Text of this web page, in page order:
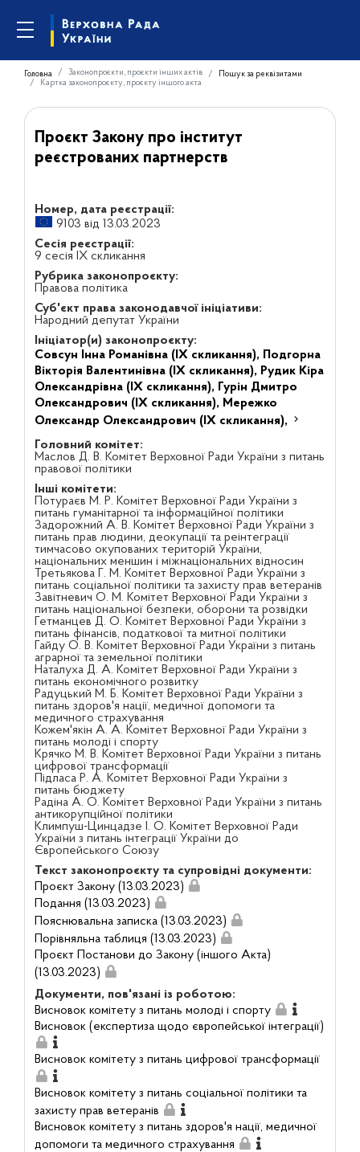
Головна Законопроєкти, проєкти інших актів
Пошук за реквізитами
Картка законопроєкту, проєкту іншого акта
Проєкт Закону про інститут
реєстрованих партнерств
Номер, дата реєстрації:
9103 від 13.03.2023
Сесія реєстрації:
9 сесія IX скликання
Рубрика законопроєкту:
Правова політика
Суб'єкт права законодавчої ініціативи:
Народний депутат України
Ініціатор(и) законопроєкту:
Совсун Інна Романівна (IX скликання), Подгорна
Вікторія Валентинівна (IX скликання), Рудик Кіра
Олександрівна (IX скликання), Гурін Дмитро
Олександрович (IX скликання), Мережко
Олександр Олександрович (IX скликання),
Головний комітет:
Маслов Д. В. Комітет Верховної Ради України з питань
правової політики
Інші комітети:
Потураєв М. Р. Комітет Верховної Ради України з
питань гуманітарної та інформаційної політики
Задорожний А. В. Комітет Верховної Ради України з
питань прав людини, деокупації та реінтеграції
тимчасово окупованих територій України,
національних меншин і міжнаціональних відносин
Третьякова Г. М. Комітет Верховної Ради України з
питань соціальної політики та захисту прав ветеранів
Завітневич О. М. Комітет Верховної Ради України з
питань національної безпеки, оборони та розвідки
Гетманцев Д. О. Комітет Верховної Ради України з
питань фінансів, податкової та митної політики
Гайду О. В. Комітет Верховної Ради України з питань
аграрної та земельної політики
Наталуха Д. А. Комітет Верховної Ради України з
питань економічного розвитку
Радуцький М. Б. Комітет Верховної Ради України з
питань здоров'я нації, медичної допомоги та
медичного страхування
Кожем'якін А. А. Комітет Верховної Ради України з
питань молоді і спорту
Крячко М. В. Комітет Верховної Ради України з питань
цифрової трансформації
Підласа Р. А. Комітет Верховної Ради України з
питань бюджету
Радіна А. О. Комітет Верховної Ради України з питань
антикорупційної політики
Климпуш-Цинцадзе І. О. Комітет Верховної Ради
України з питань інтеграції України до
Європейського Союзу
Текст законопроєкту та супровідні документи:
Проєкт Закону (13.03.2023)
Подання (13.03.2023)
Пояснювальна записка (13.03.2023)
Порівняльна таблиця (13.03.2023)
Проєкт Постанови до Закону (іншого Акта)
(13.03.2023)
Документи, пов'язані із роботою:
Висновок комітету з питань молоді і спорту
Висновок (експертиза щодо європейської інтеграції)
Висновок комітету з питань цифрової трансформації
Висновок комітету з питань соціальної політики та
захисту прав ветеранів
Висновок комітету з питань здоров'я нації, медичної
допомоги та медичного страхування